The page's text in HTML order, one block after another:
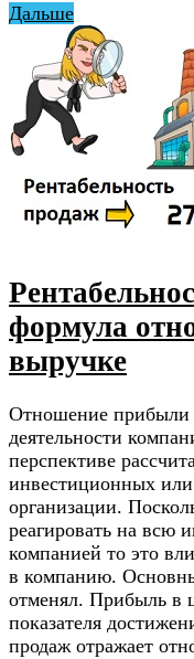
Дальше
формула
выручке
Отношение прибыли
деятельности
перспективе
инвестиционных
организации.
реагировать на всю
компанией то это
в компанию.
отменял. Прибыль в
показателя
продаж отражает